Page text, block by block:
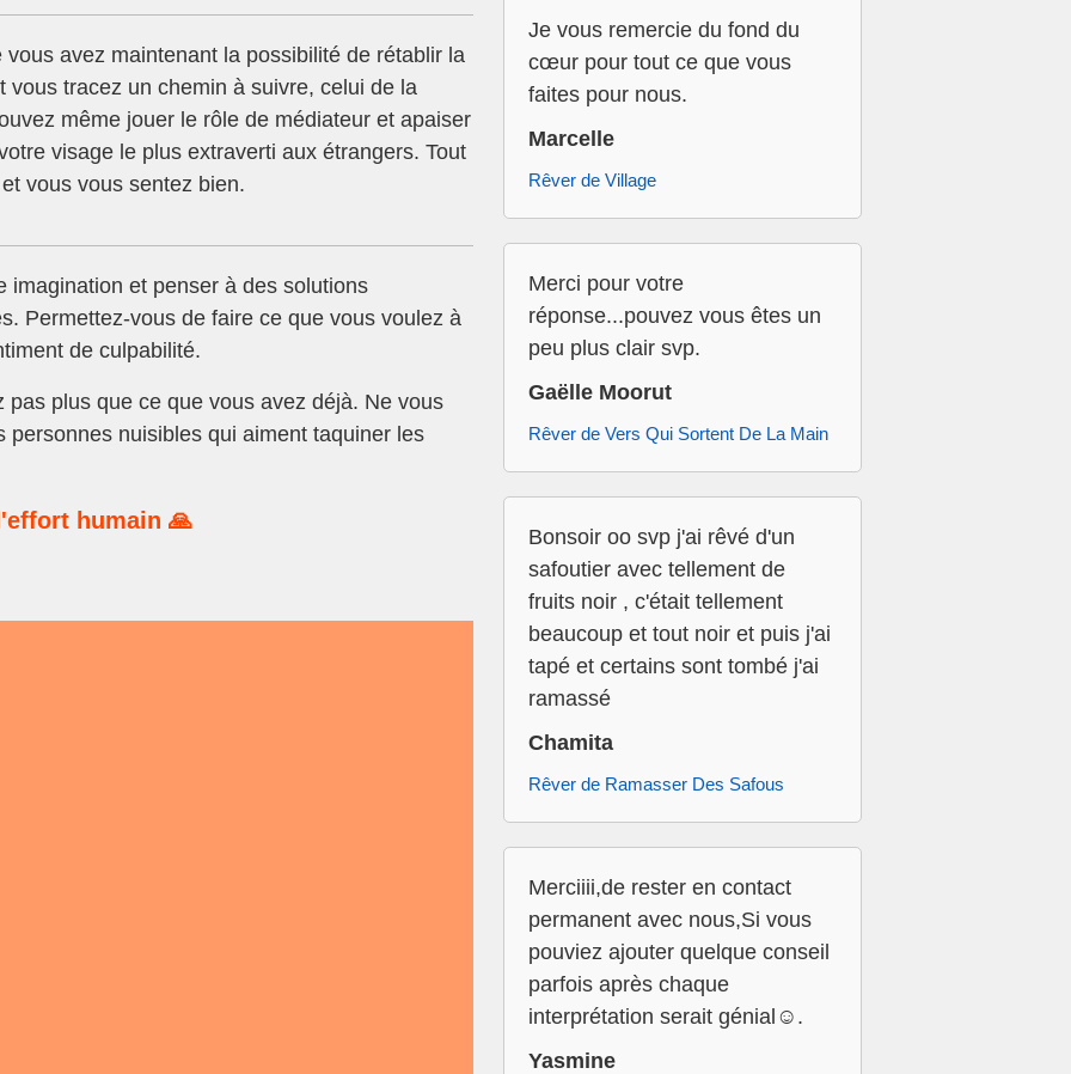
vous avez maintenant la possibilité de rétablir la
vous tracez un chemin à suivre, celui de la
même jouer le rôle de médiateur et apaiser
visage le plus extraverti aux étrangers. Tout
vous vous sentez bien.
imagination et penser à des solutions
Permettez-vous de faire ce que vous voulez à
de culpabilité.
pas plus que ce que vous avez déjà. Ne vous
personnes nuisibles qui aiment taquiner les
humain 🙏
Je vous remercie du fond du
cœur pour tout ce que vous
faites pour nous.
Marcelle
Rêver de Village
Merci pour votre
réponse...pouvez vous êtes un
peu plus clair svp.
Gaëlle Moorut
Rêver de Vers Qui Sortent De La Main
Bonsoir oo svp j'ai rêvé d'un
safoutier avec tellement de
fruits noir , c'était tellement
beaucoup et tout noir et puis j'ai
tapé et certains sont tombé j'ai
ramassé
Chamita
Rêver de Ramasser Des Safous
Merciiii,de rester en contact
permanent avec nous,Si vous
pouviez ajouter quelque conseil
parfois après chaque
interprétation serait génial☺️.
Yasmine